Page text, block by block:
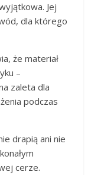
Jej
dla którego
że materiał
–
zaleta dla
podczas
drapią ani nie
cerze.